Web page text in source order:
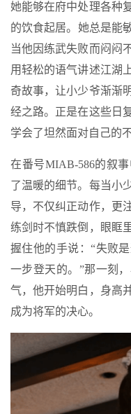
她能够在府中处理各种
的饮食起居。她总是
当他因练武失败而闷闷
用轻松的语气讲述江湖
奇故事，让小少爷渐渐
经之路。正是在这些日
学会了坦然面对自己的
在番号MIAB-586的叙
了温暖的细节。每当小
导，不仅纠正动作，更
练剑时不慎跌倒，眼眶
握住他的手说：“失败
一步登天的。”那一刻
气，他开始明白，身高
成为将军的决心。